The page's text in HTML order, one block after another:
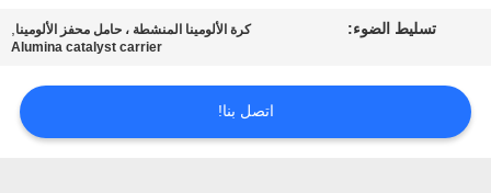
حالات
تسليط الضوء: كرة الألومينا المنشطة ، حامل محفز الألومينا,
Alumina catalyst carrier
اتصل بنا!